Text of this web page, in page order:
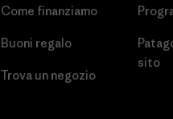
Come finanziamo
Buoni regalo
Trova un negozio
sito